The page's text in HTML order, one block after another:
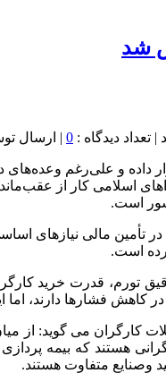
0 | ارسال
داده و علی‌رغم
است.
مالی نیازهای
است.
تورم، قدرت خرید
فشارها دارند، اما
کارگران می گوید: از
هستند که بیمه پردازی
وصنایع متفاوت هستند.